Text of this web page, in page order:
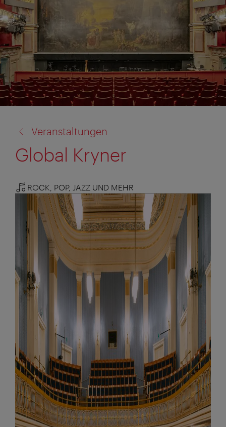
zu:
Veranstaltungen
Global Kryner
ROCK, POP, JAZZ UND MEHR